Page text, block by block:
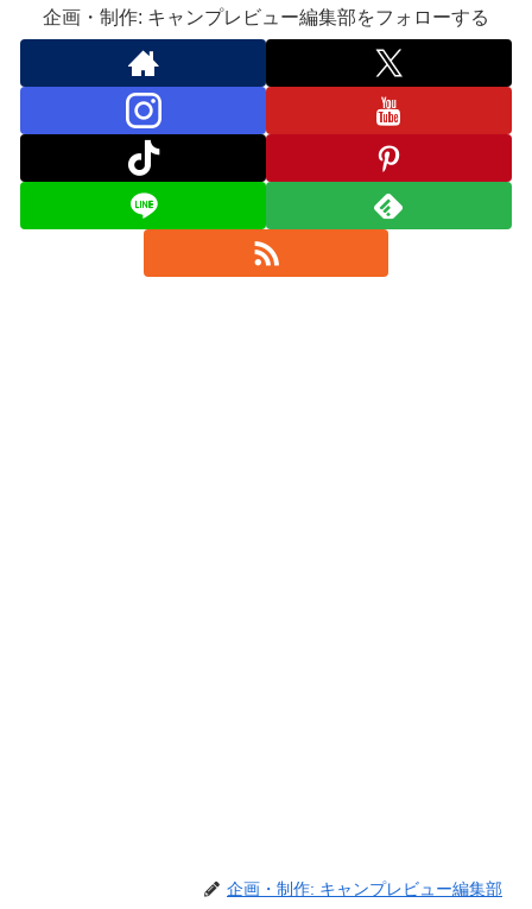
企画・制作: キャンプレビュー編集部をフォローする
企画・制作: キャンプレビュー編集部